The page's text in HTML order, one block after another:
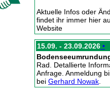
Aktuelle Infos oder
findet ihr immer hier
Website
15.09. - 23.09.2026 •
Rad. Detallierte
Anfrage. Anmeldung
bei Gerhard Nowak